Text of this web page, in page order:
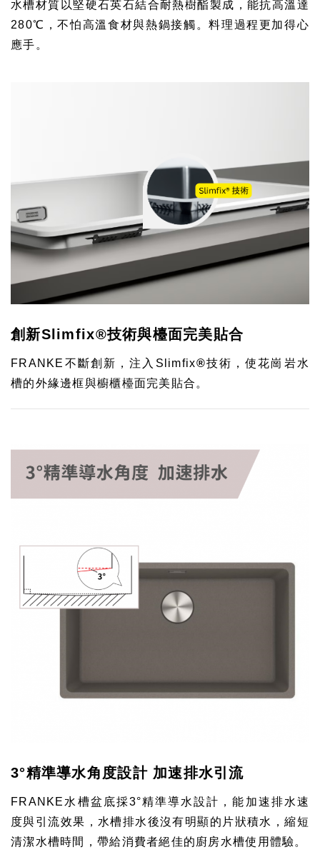
水槽材質以堅硬石英石結合耐熱樹酯製成，能抗高溫達
280℃，不怕高溫食材與熱鍋接觸。料理過程更加得心
應手。
創新Slimfix®技術與檯面完美貼合
FRANKE不斷創新，注入Slimfix®技術，使花崗岩水
槽的外緣邊框與櫥櫃檯面完美貼合。
3°精準導水角度設計 加速排水引流
FRANKE水槽盆底採3°精準導水設計，能加速排水速
度與引流效果，水槽排水後沒有明顯的片狀積水，縮短
清潔水槽時間，帶給消費者絕佳的廚房水槽使用體驗。